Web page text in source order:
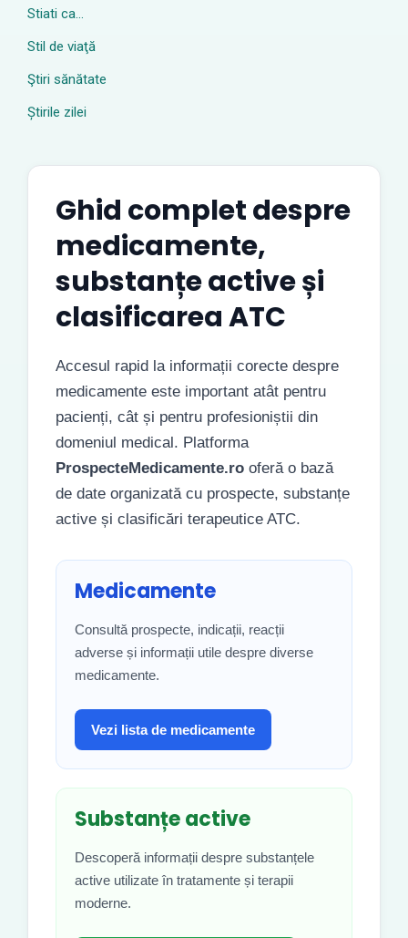
Stiati ca…
Stil de viaţă
Ştiri sănătate
Știrile zilei
Ghid complet despre
medicamente,
substanțe active și
clasificarea ATC
Accesul rapid la informații corecte despre
medicamente este important atât pentru
pacienți, cât și pentru profesioniștii din
domeniul medical. Platforma
ProspecteMedicamente.ro oferă o bază
de date organizată cu prospecte, substanțe
active și clasificări terapeutice ATC.
Medicamente
Consultă prospecte, indicații, reacții
adverse și informații utile despre diverse
medicamente.
Vezi lista de medicamente
Substanțe active
Descoperă informații despre substanțele
active utilizate în tratamente și terapii
moderne.